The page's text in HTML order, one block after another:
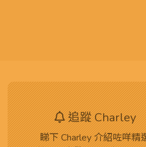
追蹤 Charley
睇下 Charley 介紹咗咩精